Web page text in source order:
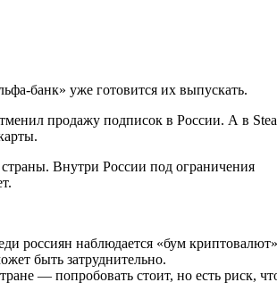
банк» уже готовится их выпускать.
продажу подписок в России. А в
Внутри России под ограничения
россиян наблюдается «бум
быть затруднительно.
— попробовать стоит, но есть риск,